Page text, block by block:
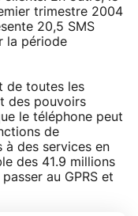
trimestre 2004
20,5 SMS
la période
de toutes les
des pouvoirs
le téléphone peut
de
à des services en
des 41.9 millions
au GPRS et